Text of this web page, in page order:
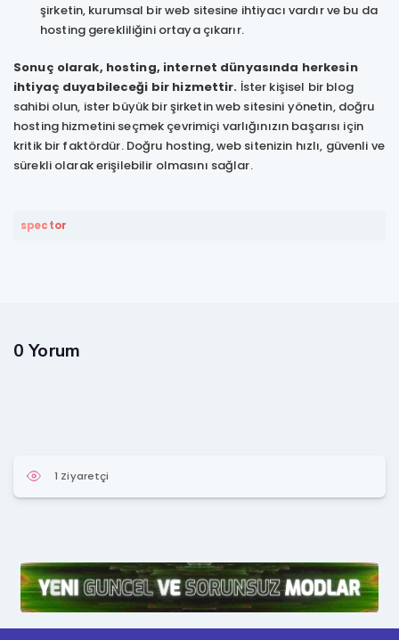
şirketin, kurumsal bir web sitesine ihtiyacı vardır ve bu da
hosting gerekliliğini ortaya çıkarır.
Sonuç olarak, hosting, internet dünyasında herkesin
ihtiyaç duyabileceği bir hizmettir. İster kişisel bir blog
sahibi olun, ister büyük bir şirketin web sitesini yönetin, doğru
hosting hizmetini seçmek çevrimiçi varlığınızın başarısı için
kritik bir faktördür. Doğru hosting, web sitenizin hızlı, güvenli ve
sürekli olarak erişilebilir olmasını sağlar.
spector
0 Yorum
1 Ziyaretçi